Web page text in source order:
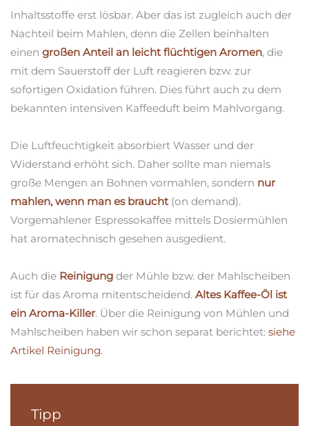
Inhaltsstoffe erst lösbar. Aber das ist zugleich auch der
Nachteil beim Mahlen, denn die Zellen beinhalten
einen großen Anteil an leicht flüchtigen Aromen, die
mit dem Sauerstoff der Luft reagieren bzw. zur
sofortigen Oxidation führen. Dies führt auch zu dem
bekannten intensiven Kaffeeduft beim Mahlvorgang.
Die Luftfeuchtigkeit absorbiert Wasser und der
Widerstand erhöht sich. Daher sollte man niemals
große Mengen an Bohnen vormahlen, sondern nur
mahlen, wenn man es braucht (on demand).
Vorgemahlener Espressokaffee mittels Dosiermühlen
hat aromatechnisch gesehen ausgedient.
Auch die Reinigung der Mühle bzw. der Mahlscheiben
ist für das Aroma mitentscheidend. Altes Kaffee-Öl ist
ein Aroma-Killer. Über die Reinigung von Mühlen und
Mahlscheiben haben wir schon separat berichtet: siehe
Artikel Reinigung.
Tipp